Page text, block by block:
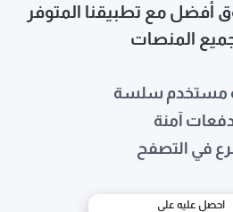
أفضل مع تطبيقنا المتوفر
المنصات
مستخدم سلسة
آمنة
في التصفح
احصل عليه على